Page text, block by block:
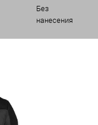
Без
нанесения